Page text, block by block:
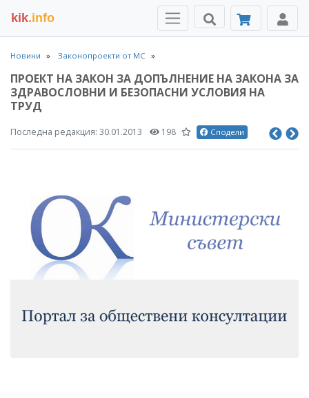
kik.info
Новини Законопроекти от МС
ПРОЕКТ НА ЗАКОН ЗА ДОПЪЛНЕНИЕ НА ЗАКОНА ЗА
ЗДРАВОСЛОВНИ И БЕЗОПАСНИ УСЛОВИЯ НА
ТРУД
Последна редакция: 30.01.2013 198 Сподели